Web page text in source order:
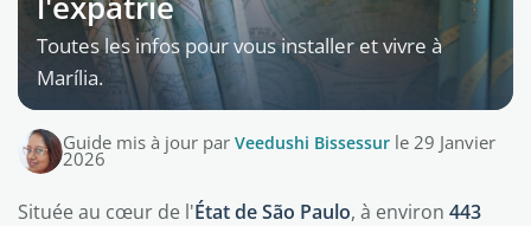
Toutes les infos pour vous installer et vivre à
Marília.
Guide mis à jour par Veedushi Bissessur le 29 Janvier
2026
Située au cœur de l'État de São Paulo, à environ 443